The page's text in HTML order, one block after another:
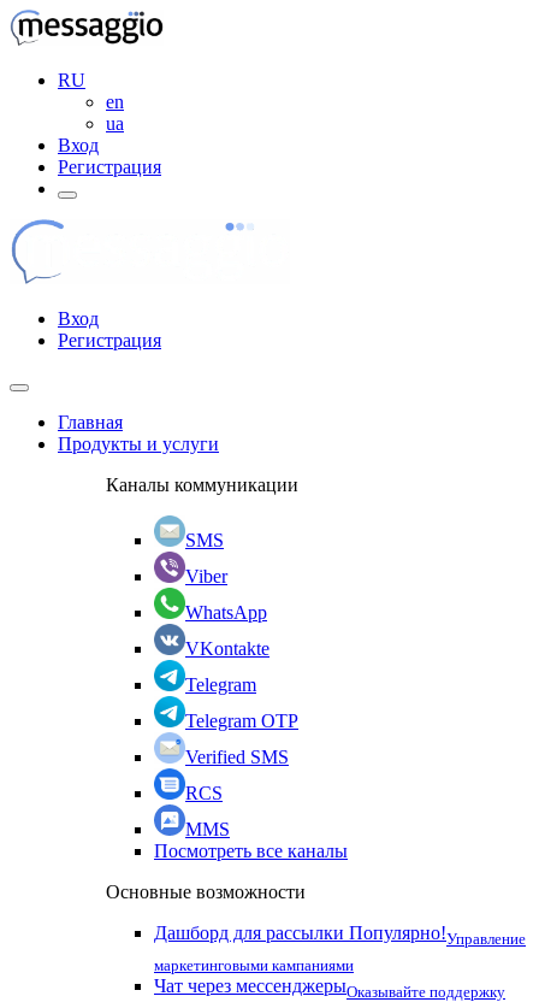
RU
en
ua
Вход
Регистрация
Вход
Регистрация
Главная
Продукты и услуги
Каналы коммуникации
SMS
Viber
WhatsApp
VKontakte
Telegram
Telegram OTP
Verified SMS
RCS
MMS
Посмотреть все каналы
Основные возможности
Дашборд для рассылки Популярно!Управление
маркетинговыми кампаниями
Чат через мессенджерыОказывайте поддержку